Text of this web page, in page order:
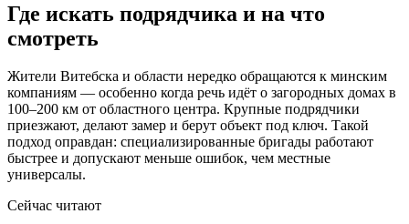
Где искать подрядчика и на что
смотреть
Жители Витебска и области нередко обращаются к минским
компаниям — особенно когда речь идёт о загородных домах в
100–200 км от областного центра. Крупные подрядчики
приезжают, делают замер и берут объект под ключ. Такой
подход оправдан: специализированные бригады работают
быстрее и допускают меньше ошибок, чем местные
универсалы.
Сейчас читают